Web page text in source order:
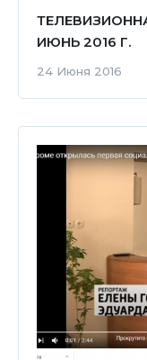
ИЮНЬ 2016 Г.
24 Июня 2016